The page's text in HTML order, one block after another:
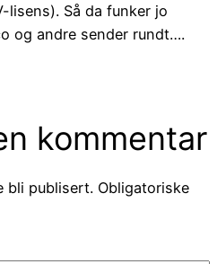
lisens). Så da funker jo
og andre sender rundt….
kommentar
bli publisert. Obligatoriske